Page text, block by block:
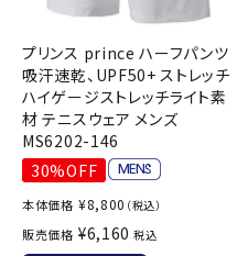
プリンス prince ハーフパンツ
吸汗速乾、UPF50+ ストレッチ
ハイゲージストレッチライト素
材 テニスウェア メンズ
MS6202-146
30%OFF
本体価格 ¥8,800 （税込）
販売価格 ¥6,160 税込